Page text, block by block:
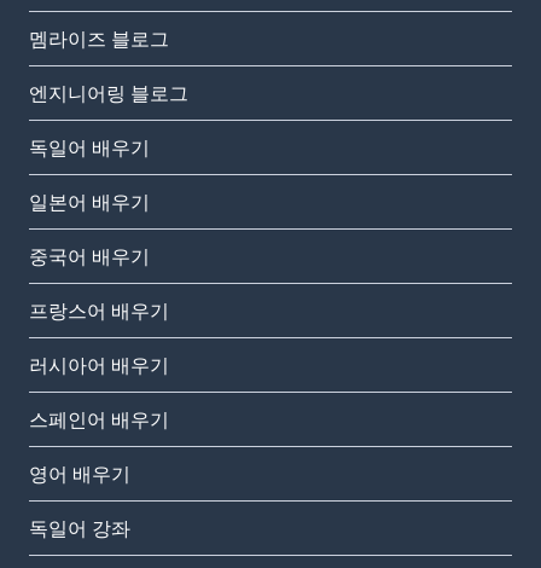
멤라이즈 블로그
엔지니어링 블로그
독일어 배우기
일본어 배우기
중국어 배우기
프랑스어 배우기
러시아어 배우기
스페인어 배우기
영어 배우기
독일어 강좌